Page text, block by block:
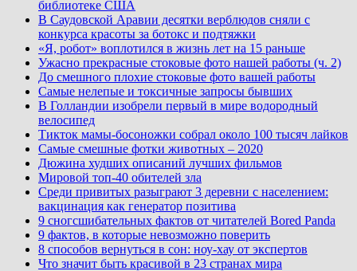
библиотеке США
В Саудовской Аравии десятки верблюдов сняли с
конкурса красоты за ботокс и подтяжки
«Я, робот» воплотился в жизнь лет на 15 раньше
Ужасно прекрасные стоковые фото нашей работы (ч. 2)
До смешного плохие стоковые фото вашей работы
Самые нелепые и токсичные запросы бывших
В Голландии изобрели первый в мире водородный
велосипед
Тикток мамы-босоножки собрал около 100 тысяч лайков
Самые смешные фотки животных – 2020
Дюжина худших описаний лучших фильмов
Мировой топ-40 обителей зла
Среди привитых разыграют 3 деревни с населением:
вакцинация как генератор позитива
9 сногсшибательных фактов от читателей Bored Panda
9 фактов, в которые невозможно поверить
8 способов вернуться в сон: ноу-хау от экспертов
Что значит быть красивой в 23 странах мира